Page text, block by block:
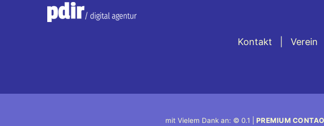
Kontakt Verein
mit Vielem Dank an: © 0.1 | PREMIUM